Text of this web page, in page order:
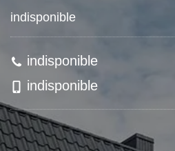
indisponible
indisponible
indisponible